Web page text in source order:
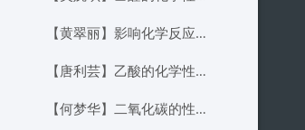
【黄翠丽】影响化学反应速率的因素——基于便携式手持技术的定量视角.mp4
【唐利芸】乙酸的化学性质探究——基于官能团视角.mp4
【何梦华】二氧化碳的性质.mp4